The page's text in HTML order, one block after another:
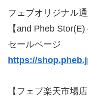
フェブオリジナル
【and Pheb
セールページ
https://
【フェブ楽天市場店